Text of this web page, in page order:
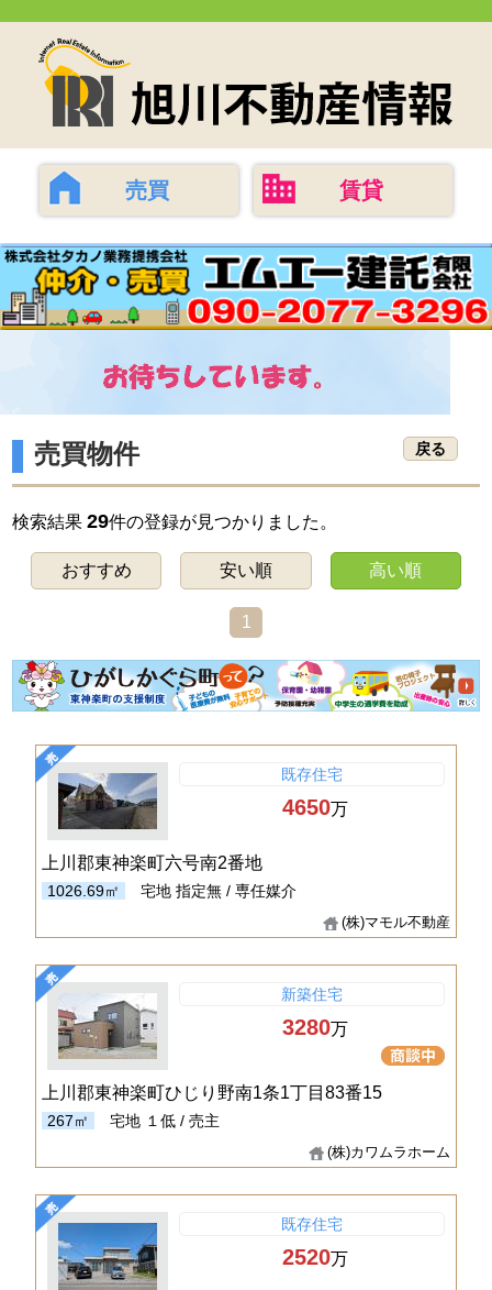
売買 賃貸
売買物件 戻る
検索結果29件の登録が見つかりました。
おすすめ 安い順 高い順
1
既存住宅
4650万
上川郡東神楽町六号南2番地
1026.69㎡ 宅地 指定無 / 専任媒介
(株)マモル不動産
新築住宅
3280万
上川郡東神楽町ひじり野南1条1丁目83番15
267㎡ 宅地 １低 / 売主
(株)カワムラホーム
既存住宅
2520万